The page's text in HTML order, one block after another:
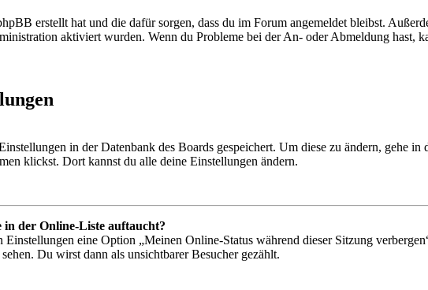
erstellt hat und die dafür sorgen, dass du im Forum angemeldet bleibst.
aktiviert wurden. Wenn du Probleme bei der An- oder Abmeldung hast,
in der Datenbank des Boards gespeichert. Um diese zu ändern, gehe
klickst. Dort kannst du alle deine Einstellungen ändern.
in der Online-Liste auftaucht?
eine Option „Meinen Online-Status während dieser Sitzung
Du wirst dann als unsichtbarer Besucher gezählt.